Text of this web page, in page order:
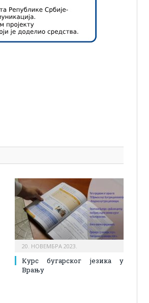
20. НОВЕМБРА 2023.
Курс бугарског језика у
Врању